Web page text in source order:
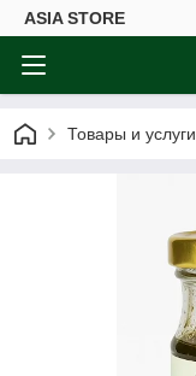
ASIA STORE
Товары и услуги